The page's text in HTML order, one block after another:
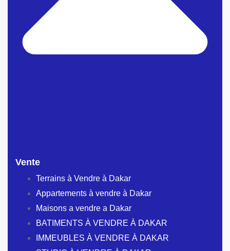
Vente
Terrains à Vendre à Dakar
Appartements à vendre à Dakar
Maisons a vendre a Dakar
BATIMENTS À VENDRE À DAKAR
IMMEUBLES À VENDRE À DAKAR